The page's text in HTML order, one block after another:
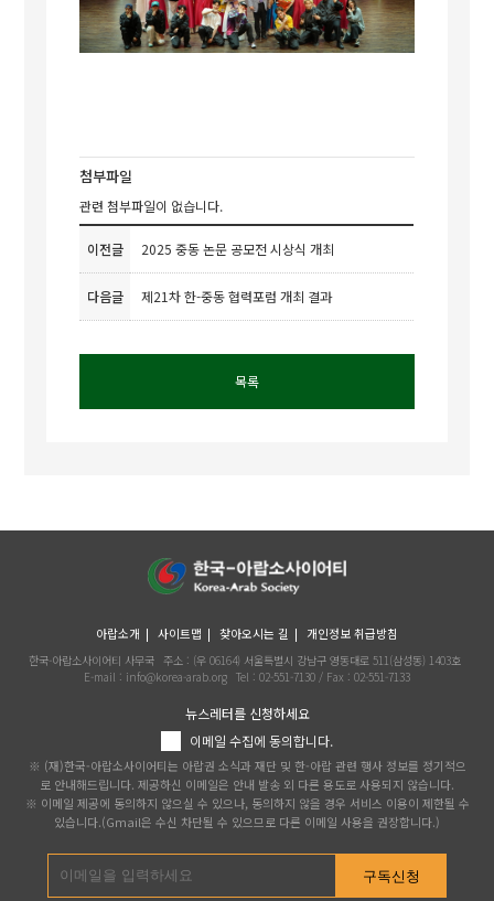
첨부파일
관련 첨부파일이 없습니다.
이전글 2025 중동 논문 공모전 시상식 개최
다음글 제21차 한-중동 협력포럼 개최 결과
목록
아랍소개 사이트맵 찾아오시는 길 개인정보 취급방침
한국-아랍소사이어티 사무국 주소 : (우 06164) 서울특별시 강남구 영동대로 511(삼성동) 1403호
E-mail : info@korea-arab.org Tel : 02-551-7130 / Fax : 02-551-7133
뉴스레터를 신청하세요
이메일 수집에 동의합니다.
※ (재)한국-아랍소사이어티는 아랍권 소식과 재단 및 한-아랍 관련 행사 정보를 정기적으
로 안내해드립니다. 제공하신 이메일은 안내 발송 외 다른 용도로 사용되지 않습니다.
※ 이메일 제공에 동의하지 않으실 수 있으나, 동의하지 않을 경우 서비스 이용이 제한될 수
있습니다.(Gmail은 수신 차단될 수 있으므로 다른 이메일 사용을 권장합니다.)
구독신청